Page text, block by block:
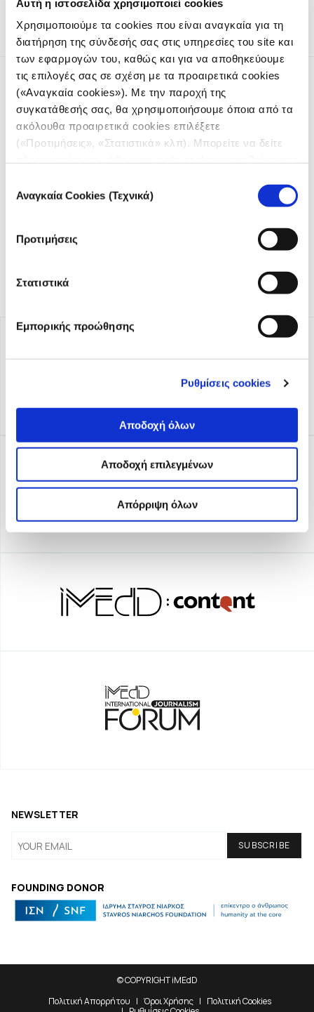
Αυτή η ιστοσελίδα χρησιμοποιεί cookies
Χρησιμοποιούμε τα cookies που είναι αναγκαία για τη
διατήρηση της σύνδεσής σας στις υπηρεσίες του site και
των εφαρμογών του, καθώς και για να αποθηκεύουμε
τις επιλογές σας σε σχέση με τα προαιρετικά cookies
(«Αναγκαία cookies»). Με την παροχή της
συγκατάθεσής σας, θα χρησιμοποιήσουμε όποια από τα
ακόλουθα προαιρετικά cookies επιλέξετε
(«Προτιμήσεις», «Στατιστικά» κλπ). Μπορείτε να δείτε
συγκατάθεσης
Αναγκαία Cookies (Τεχνικά)
Προτιμήσεις
Στατιστικά
Εμπορικής προώθησης
Ρυθμίσεις cookies
Αποδοχή όλων
Αποδοχή επιλεγμένων
Απόρριψη όλων
από το Ίδρυμα Σταύρος Νιάρχος (ΙΣΝ). Αποστολή του είναι η
ενίσχυση της διαφάνειας, της αξιοπιστίας και της
FOUNDING DONOR
NEWSLETTER
© COPYRIGHT iMEdD
Πολιτική Απορρήτου
Όροι Χρήσης
Πολιτική Cookies